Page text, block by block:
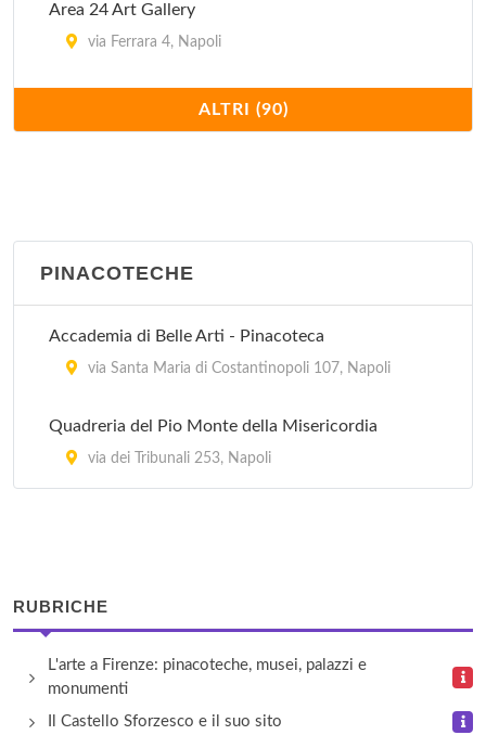
Area 24 Art Gallery
via Ferrara 4, Napoli
rampe Sant'Antonio a Posillipo 104, Napoli
Banca di Credito Popolare
Banca Sella
Biblioteca Comunale Benedetto Croce
via Francesco De Mura 2/bis, Napoli
ALTRI (90)
PINACOTECHE
Accademia di Belle Arti - Pinacoteca
via Santa Maria di Costantinopoli 107, Napoli
Quadreria del Pio Monte della Misericordia
via dei Tribunali 253, Napoli
RUBRICHE
L'arte a Firenze: pinacoteche, musei, palazzi e
monumenti
Il Castello Sforzesco e il suo sito